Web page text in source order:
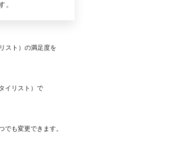
。
スト）の満足度を
イリスト）で
も変更できます。